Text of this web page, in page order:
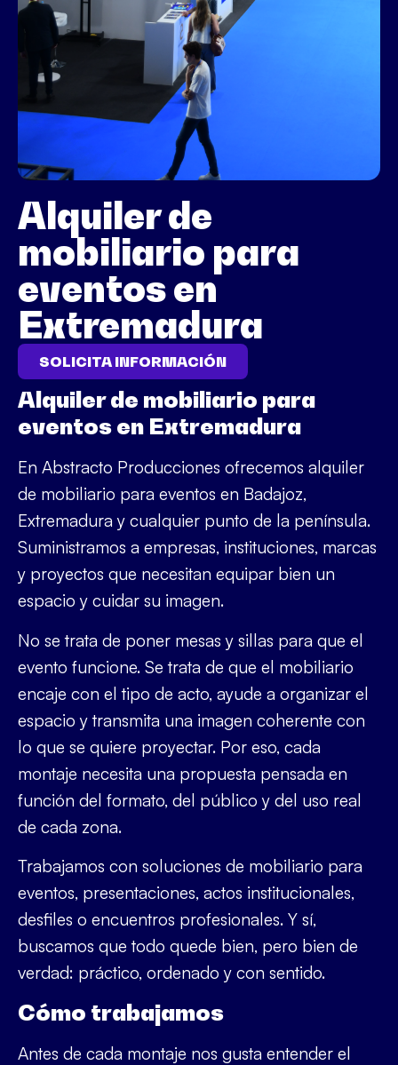
Alquiler de
mobiliario para
eventos en
Extremadura
SOLICITA INFORMACIÓN
Alquiler de mobiliario para
eventos en Extremadura
En Abstracto Producciones ofrecemos alquiler
de mobiliario para eventos en Badajoz,
Extremadura y cualquier punto de la península.
Suministramos a empresas, instituciones, marcas
y proyectos que necesitan equipar bien un
espacio y cuidar su imagen.
No se trata de poner mesas y sillas para que el
evento funcione. Se trata de que el mobiliario
encaje con el tipo de acto, ayude a organizar el
espacio y transmita una imagen coherente con
lo que se quiere proyectar. Por eso, cada
montaje necesita una propuesta pensada en
función del formato, del público y del uso real
de cada zona.
Trabajamos con soluciones de mobiliario para
eventos, presentaciones, actos institucionales,
desfiles o encuentros profesionales. Y sí,
buscamos que todo quede bien, pero bien de
verdad: práctico, ordenado y con sentido.
Cómo trabajamos
Antes de cada montaje nos gusta entender el